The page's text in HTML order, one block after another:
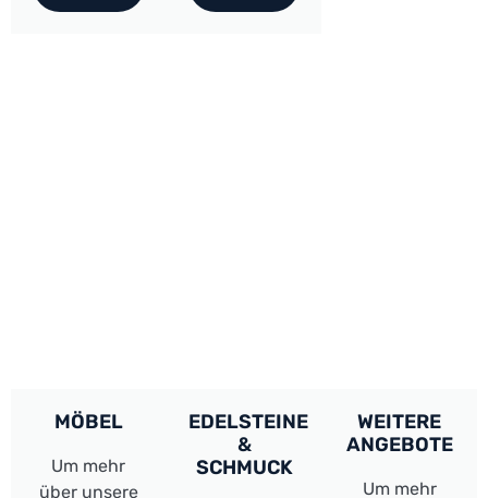
MÖBEL
Um mehr
über unsere
EDELSTEINE
&
SCHMUCK
WEITERE
ANGEBOTE
Um mehr